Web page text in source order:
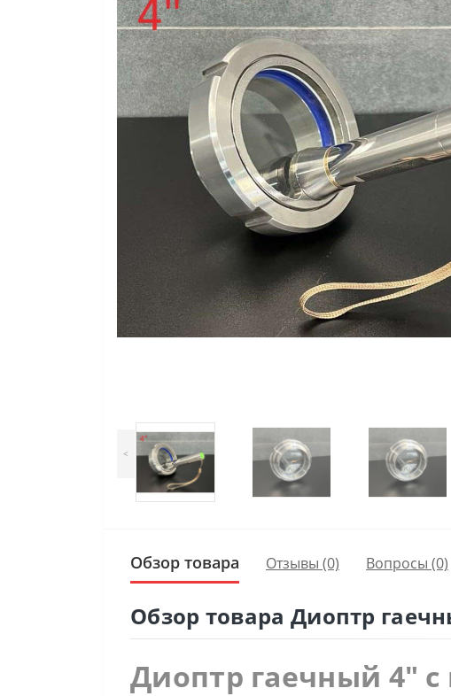
<
Обзор товара Отзывы (0) Вопросы (0)
Обзор товара Диоптр
Диоптр гаечный 4″ с